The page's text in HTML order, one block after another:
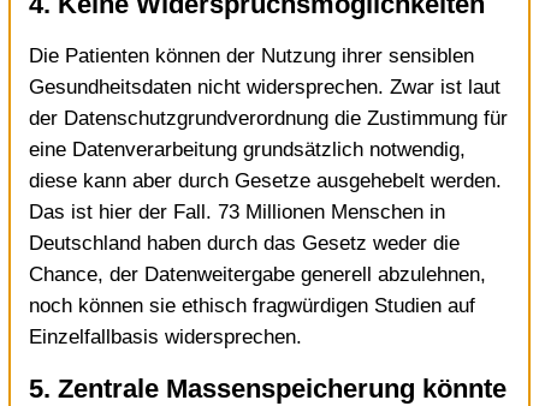
Die Patienten können der Nutzung ihrer sensiblen
Gesundheitsdaten nicht widersprechen. Zwar ist laut
der Datenschutzgrundverordnung die Zustimmung für
eine Datenverarbeitung grundsätzlich notwendig,
diese kann aber durch Gesetze ausgehebelt werden.
Das ist hier der Fall. 73 Millionen Menschen in
Deutschland haben durch das Gesetz weder die
Chance, der Datenweitergabe generell abzulehnen,
noch können sie ethisch fragwürdigen Studien auf
Einzelfallbasis widersprechen.
5. Zentrale Massenspeicherung könnte